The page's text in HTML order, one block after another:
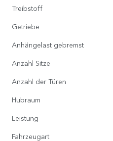
Treibstoff
Getriebe
Anhängelast gebremst
Anzahl Sitze
Anzahl der Türen
Hubraum
Leistung
Fahrzeugart